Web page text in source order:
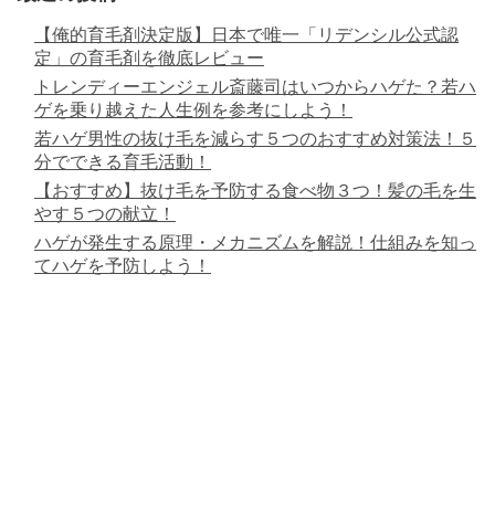
【俺的育毛剤決定版】日本で唯一「リデンシル公式認
定」の育毛剤を徹底レビュー
トレンディーエンジェル斎藤司はいつからハゲた？若ハ
ゲを乗り越えた人生例を参考にしよう！
若ハゲ男性の抜け毛を減らす５つのおすすめ対策法！５
分でできる育毛活動！
【おすすめ】抜け毛を予防する食べ物３つ！髪の毛を生
やす５つの献立！
ハゲが発生する原理・メカニズムを解説！仕組みを知っ
てハゲを予防しよう！